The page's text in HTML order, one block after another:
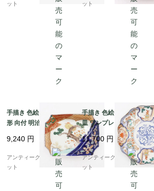
ット
ット
手描き 色絵 伊万里 角
形 向付 明治・大正 ア
ンティーク 和食器 ハレ
の日（松・鳥・花唐
草・菱・シダ）
9,240 円
アンティークブルーパロ
ット
手描き 色絵 中皿 七寸
皿 ワンプレート おしゃ
れ 大正 骨董 アンティ
ーク 和食器 おもてなし
パステル（唐花・唐
草・鳳凰・立湧・盆
11,700 円
アンティークブルーパロ
ット